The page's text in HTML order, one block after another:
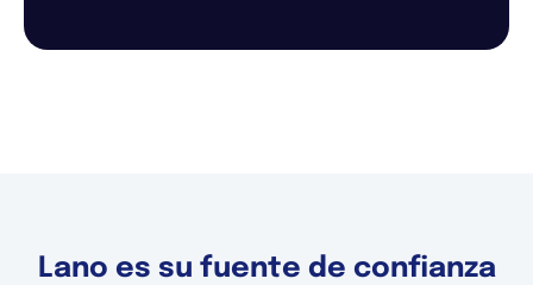
Lano es su fuente de confianza